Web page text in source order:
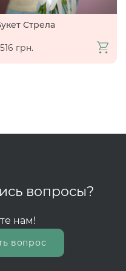
Стрела
грн.
вопросы?
нам!
вопрос